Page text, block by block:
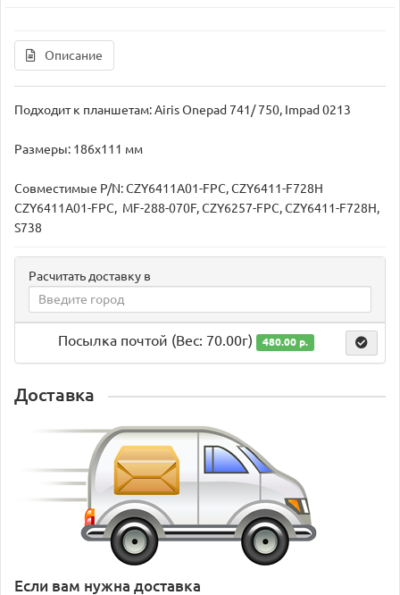
Описание
Подходит к планшетам: Airis Onepad 741/ 750, Impad 0213
Размеры: 186х111 мм
Совместимые P/N: CZY6411A01-FPC, CZY6411-F728H
CZY6411A01-FPC, MF-288-070F, CZY6257-FPC, CZY6411-F728H,
S738
Расчитать доставку в
Посылка почтой (Вес: 70.00г) 480.00 р.
Доставка
Если вам нужна доставка